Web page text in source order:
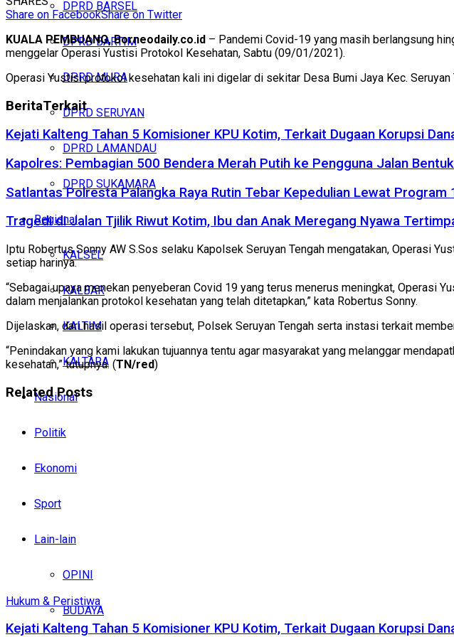
DPRD BARSEL
DPRD BARTIM
DPRD MURA
DPRD SERUYAN
DPRD LAMANDAU
DPRD SUKAMARA
Regional
KALSEL
KALBAR
KALTIM
KALTARA
Nasional
Politik
Ekonomi
Sport
Lain-lain
OPINI
BUDAYA
Share on FacebookShare on Twitter
KUALA PEMBUANG, Borneodaily.co.id – Pandemi Covid-19 yang masih berlangsung
menggelar Operasi Yustisi Protokol Kesehatan, Sabtu (09/01/2021).
Operasi Yustisi protokol kesehatan kali ini digelar di sekitar Desa Bumi Jaya Kec. Seruyan
BeritaTerkait
Kejati Kalteng Tahan 5 Komisioner KPU Kotim, Terkait Dugaan Korupsi
Kapolres: Pembagian 500 Bendera Merah Putih ke Pengguna Jalan
Satlantas Polresta Palangka Raya Rutin Tebar Kepedulian Lewat Program
Tragedi di Jalan Tjilik Riwut Kotim, Ibu dan Anak Meregang Nyawa
Iptu Robertus Sonny AW S.Sos selaku Kapolsek Seruyan Tengah mengatakan, Operasi
setiap harinya.
“Sebagai upaya menekan penyeberan Covid 19 yang terus menerus meningkat, Operasi
dalam menjalankan protokol kesehatan yang telah ditetapkan,” kata Robertus Sonny.
Dijelaskan, dari hasil operasi tersebut, Polsek Seruyan Tengah serta instasi terkait
“Penindakan yang kami lakukan tujuannya tentu agar masyarakat yang melanggar
kesehatan,” tutupnya. (TN/red)
RelatedPosts
Hukum & Peristiwa
Kejati Kalteng Tahan 5 Komisioner KPU Kotim, Terkait Dugaan Korupsi